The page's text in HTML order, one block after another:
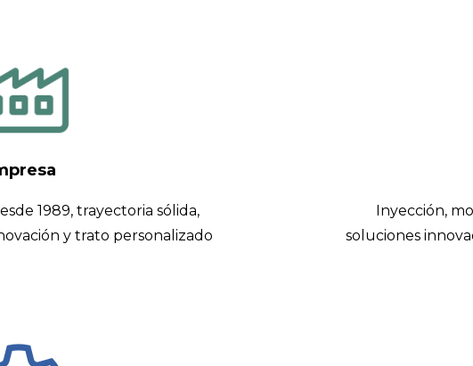
1989, trayectoria sólida,
y trato personalizado
Inyección,
soluciones